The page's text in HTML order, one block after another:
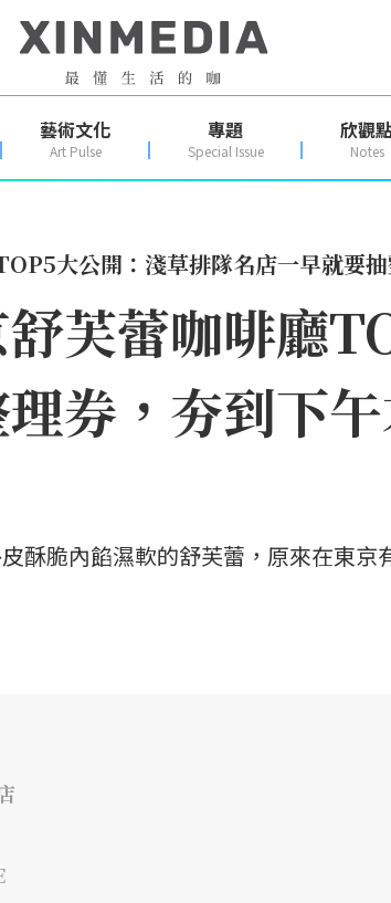
藝術文化
Art Pulse
專題
Special Issue
欣觀點
Notes
大公開：淺草排隊名店一早就要
芙蕾咖啡廳
券，夯到下
酥脆內餡濕軟的舒芙蕾，原來在東京